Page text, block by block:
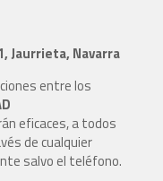
Jaurrieta, Navarra
entre los
eficaces, a todos
de cualquier
salvo el teléfono.